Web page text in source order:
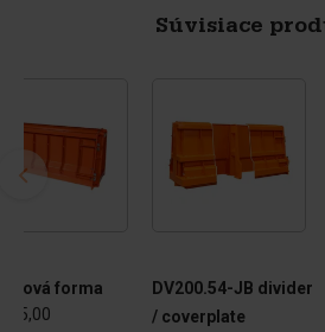
Súvisiace
forma
DV200.54-JB divider
/ coverplate